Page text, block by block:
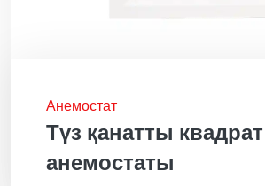
Анемостат
Түз қанатты
анемостаты